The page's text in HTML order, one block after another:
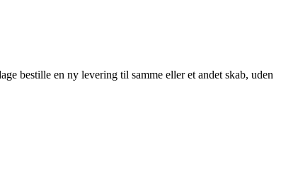
bestille en ny levering til samme eller et andet skab, uden